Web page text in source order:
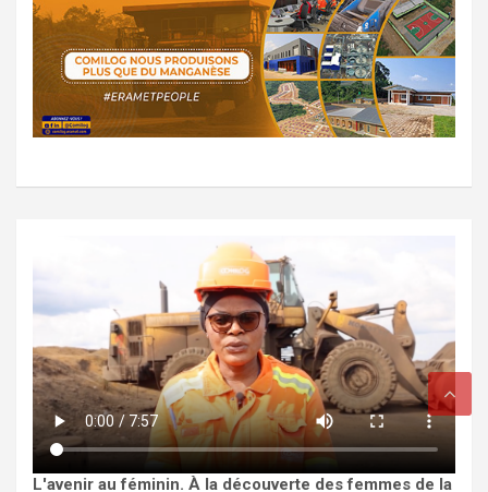
L'avenir au féminin. À la découverte des femmes de la